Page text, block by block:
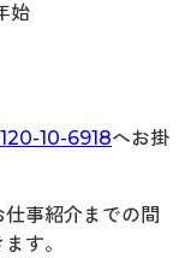
始
10-6918へお掛
事紹介までの間
す。